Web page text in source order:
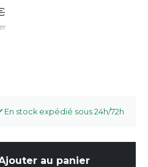
En stock expédié sous 24h/72h
au panier